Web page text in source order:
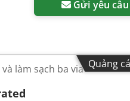
Gửi yêu cầu
Quảng
làm sạch ba via